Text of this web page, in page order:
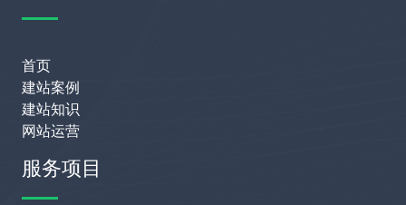
首页
建站案例
建站知识
网站运营
服务项目